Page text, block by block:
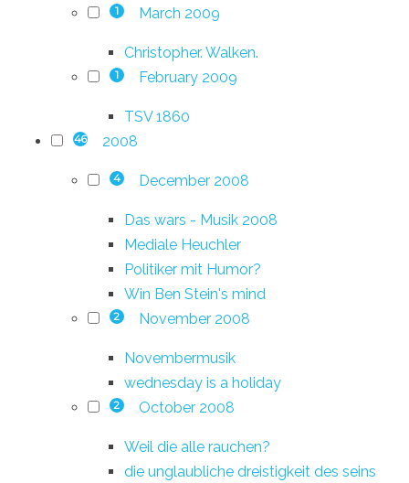
1 March 2009
Christopher. Walken.
1 February 2009
TSV 1860
46 2008
4 December 2008
Das wars - Musik 2008
Mediale Heuchler
Politiker mit Humor?
Win Ben Stein's mind
2 November 2008
Novembermusik
wednesday is a holiday
2 October 2008
Weil die alle rauchen?
die unglaubliche dreistigkeit des seins